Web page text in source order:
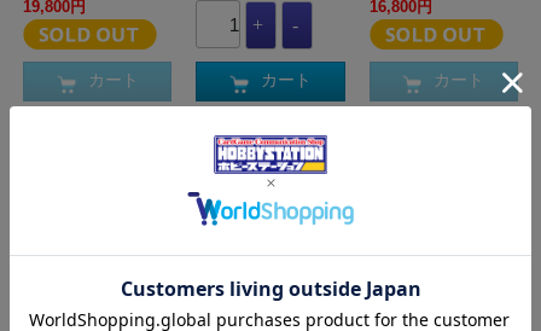
19,800円
カート カート
16,800円
カート
PK-S-P-108P